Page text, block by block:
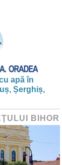
apă în
Șerghiș,
BIHOR